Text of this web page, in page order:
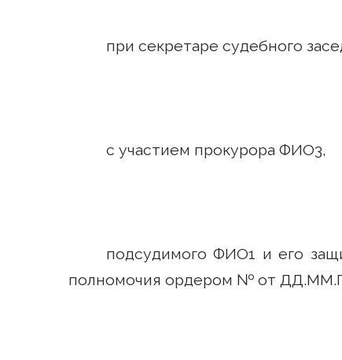
при секретаре судебного
с участием прокурора ФИО3,
подсудимого ФИО1 и его
полномочия ордером № от